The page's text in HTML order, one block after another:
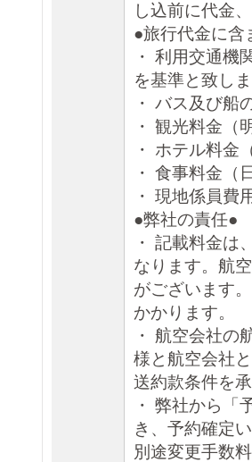
し込前に代金
●旅行代金に
・ 利用交通機
を基準と致し
・ バス及び船
・ 観光料金（
・ ホテル料金
・ 食事料金（
・ 現地係員費
●弊社の責任●
・ 記載料金は
なります。航
がございます
かかります。
・ 航空会社の
様と航空会社
送約款条件を
・ 弊社から「
き、予約確定
別途変更手数